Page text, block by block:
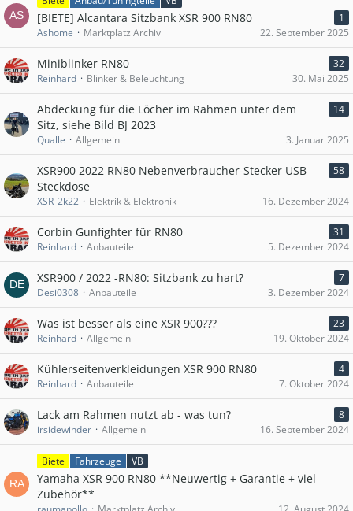
[BIETE] Alcantara Sitzbank XSR 900 RN80
1
Ashome
Marktplatz Archiv 22. September 2025
Miniblinker RN80
32
Reinhard
Blinker & Beleuchtung 30. Mai 2025
Abdeckung für die Löcher im Rahmen unter dem
Sitz, siehe Bild BJ 2023
14
Qualle Allgemein 3. Januar 2025
XSR900 2022 RN80 Nebenverbraucher-Stecker USB
Steckdose
58
XSR_2k22 Elektrik & Elektronik 16. Dezember 2024
Corbin Gunfighter für RN80
31
Reinhard
Anbauteile 5. Dezember 2024
XSR900 / 2022 -RN80: Sitzbank zu hart?
7
Desi0308
Anbauteile 3. Dezember 2024
Was ist besser als eine XSR 900???
23
Reinhard
Allgemein 19. Oktober 2024
Kühlerseitenverkleidungen XSR 900 RN80
4
Reinhard
Anbauteile 7. Oktober 2024
Lack am Rahmen nutzt ab - was tun?
8
irsidewinder
Allgemein 16. September 2024
Biete Fahrzeuge VB
Yamaha XSR 900 RN80 **Neuwertig + Garantie + viel
Zubehör**